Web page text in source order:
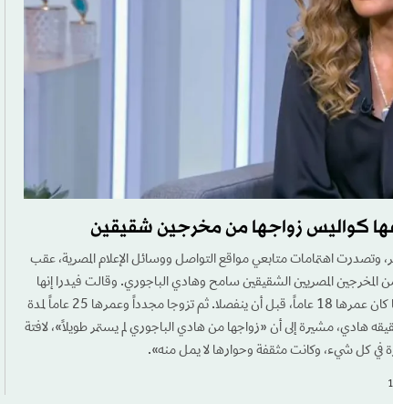
كواليس زواجها من مخرجين شقيقين
وتصدرت اهتمامات متابعي مواقع التواصل ووسائل الإعلام المصرية، عقب
المخرجين المصريين الشقيقين سامح وهادي الباجوري. وقالت فيدرا إنها
«تزوجت أولاً من المخرج سامح الباجوري عندما كان عمرها 18 عاماً، قبل أن ينفصلا. ثم تزوجا مجدداً وعمرها 25 عاماً لمدة
هادي، مشيرة إلى أن «زواجها من هادي الباجوري لم يستمر طويلاً»، لافتة
في كل شيء، وكانت مثقفة وحوارها لا يمل منه».